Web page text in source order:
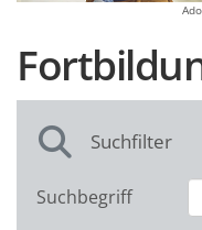
Suchfilter
Suchbegriff